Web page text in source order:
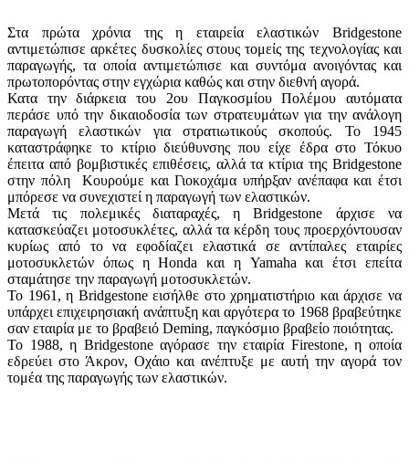
Στα πρώτα χρόνια της η εταιρεία ελαστικών Bridgestone
αντιμετώπισε αρκέτες δυσκολίες στους τομείς της τεχνολογίας και
παραγωγής, τα oποία αντιμετώπισε και συντόμα ανοιγόντας και
πρωτοπορόντας στην εγχώρια καθώς και στην διεθνή αγορά.
Κατα την διάρκεια του 2ου Παγκοσμίου Πολέμου αυτόματα
περάσε υπό την δικαιοδοσία των στρατευμάτων για την ανάλογη
παραγωγή ελαστικών για στρατιωτικούς σκοπούς. Το 1945
καταστράφηκε το κτίριο διεύθυνσης που είχε έδρα στο Τόκυο
έπειτα από βομβιστικές επιθέσεις, αλλά τα κτίρια της Bridgestone
στην πόλη Κουρούμε και Γιοκοχάμα υπήρξαν ανέπαφα και έτσι
μπόρεσε να συνεχιστεί η παραγωγή των ελαστικών.
Μετά τις πολεμικές διαταραχές, η Bridgestone άρχισε να
κατασκεύαζει μοτοσυκλέτες, αλλά τα κέρδη τους προερχόντουσαν
κυρίως από το να εφοδίαζει ελαστικά σε αντίπαλες εταιρίες
μοτοσυκλετών όπως η Honda και η Yamaha και έτσι επείτα
σταμάτησε την παραγωγή μοτοσυκλετών.
Το 1961, η Bridgestone εισήλθε στο χρηματιστήριο και άρχισε να
υπάρχει επιχειρησιακή ανάπτυξη και αργότερα το 1968 βραβεύτηκε
σαν εταιρία με το βραβειό Deming, παγκόσμιο βραβείο ποιότητας.
Το 1988, η Bridgestone αγόρασε την εταιρία Firestone, η οποία
εδρεύει στο Άκρον, Οχάιο και ανέπτυξε με αυτή την αγορά τον
τομέα της παραγωγής των ελαστικών.